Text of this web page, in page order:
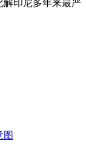
解印尼多年来最严
图